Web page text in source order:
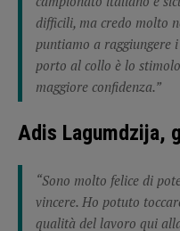
difficili, ma credo molto
puntiamo a raggiungere
porto al collo è lo
maggiore confidenza.”
Adis Lagumdzija,
“Sono molto felice di
vincere. Ho potuto
qualità del lavoro qui